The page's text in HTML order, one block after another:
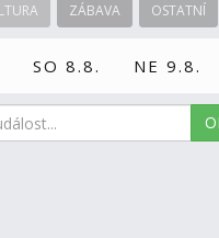
ZÁBAVA OSTATNÍ
SO 8.8. NE 9.8.